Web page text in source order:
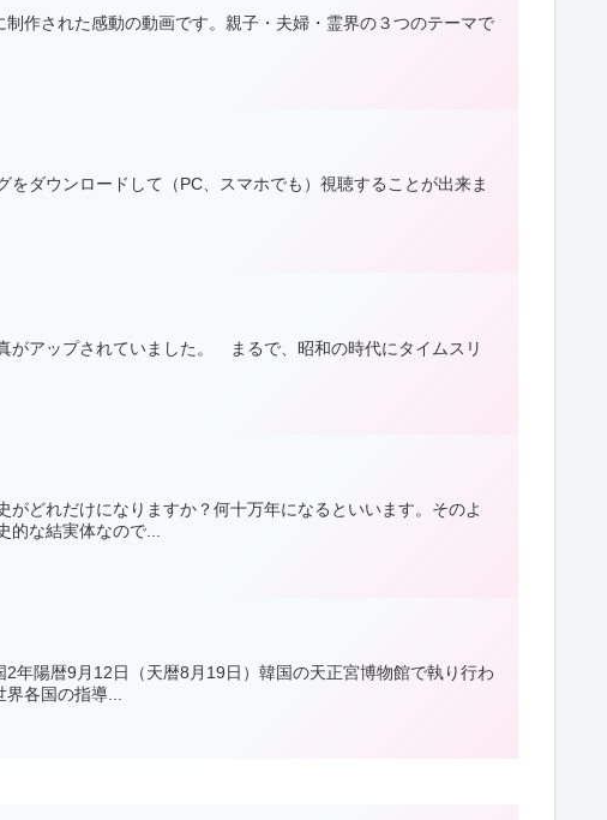
作された感動の動画です。親子・夫婦・霊界の３つのテーマで
ダウンロードして（PC、スマホでも）視聴することが出来ま
がアップされていました。 まるで、昭和の時代にタイムスリ
どれだけになりますか？何十万年になるといいます。そのよ
な結実体なので...
陽暦9月12日（天暦8月19日）韓国の天正宮博物館で執り行わ
各国の指導...